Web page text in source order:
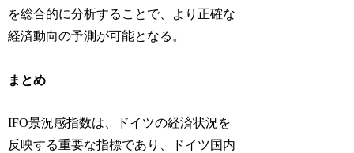
を総合的に分析することで、より正確な
経済動向の予測が可能となる。
まとめ
IFO景況感指数は、ドイツの経済状況を
反映する重要な指標であり、ドイツ国内